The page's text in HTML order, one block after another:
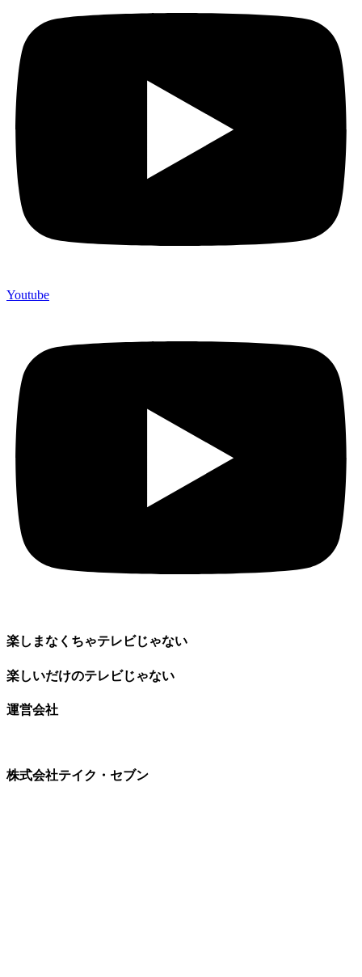
Youtube
楽しまなくちゃテレビじゃない
楽しいだけのテレビじゃない
運営会社
株式会社テイク・セブン